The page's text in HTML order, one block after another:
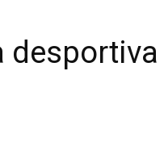
desportiva